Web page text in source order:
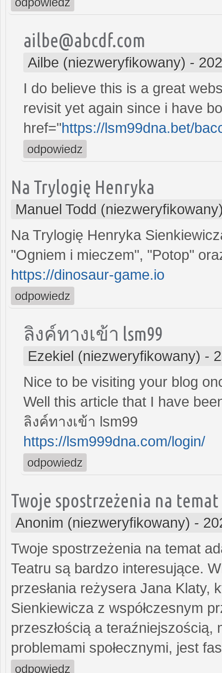
ailbe@abcdf.com
Ailbe (niezweryfikowany) -
I do believe this is a great
revisit yet again since i have
href="https://lsm99dna.bet/
odpowiedz
Na Trylogię Henryka
Manuel Todd
Na Trylogię Henryka
"Ogniem i mieczem", "Potop"
https://dinosaur-game.io
odpowiedz
ลิงค์ทางเข้า lsm99
Ezekiel (niezweryfikowany) -
Nice to be visiting your blog
Well this article that I have
ลิงค์ทางเข้า lsm99
https://lsm999dna.com/login/
odpowiedz
Twoje spostrzeżenia na temat
Anonim (niezweryfikowany) -
Twoje spostrzeżenia na temat
Teatru są bardzo interesujące.
przesłania reżysera Jana Klaty,
Sienkiewicza z współczesnym
przeszłością a teraźniejszością,
problemami społecznymi, jest
odpowiedz